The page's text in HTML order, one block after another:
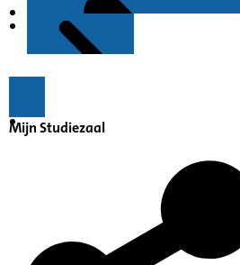
Kenmerken
Inleiding
Inventaris
Mijn Studiezaal